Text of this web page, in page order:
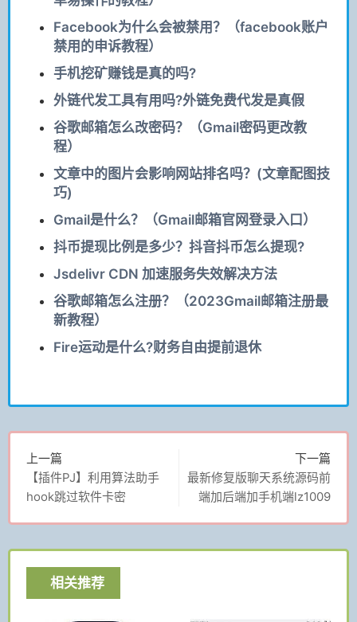
Facebook为什么会被禁用？（facebook账户
禁用的申诉教程）
手机挖矿赚钱是真的吗?
外链代发工具有用吗?外链免费代发是真假
谷歌邮箱怎么改密码？（Gmail密码更改教
程）
文章中的图片会影响网站排名吗？(文章配图技
巧)
Gmail是什么？（Gmail邮箱官网登录入口）
抖币提现比例是多少？抖音抖币怎么提现?
Jsdelivr CDN 加速服务失效解决方法
谷歌邮箱怎么注册？（2023Gmail邮箱注册最
新教程）
Fire运动是什么?财务自由提前退休
上一篇
【插件PJ】利用算法助手
hook跳过软件卡密
下一篇
最新修复版聊天系统源码前
端加后端加手机端lz1009
相关推荐